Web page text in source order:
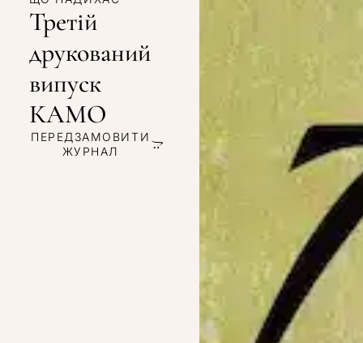
Третій
друкований
випуск
КАМО
ПЕРЕДЗАМОВИТИ
ЖУРНАЛ